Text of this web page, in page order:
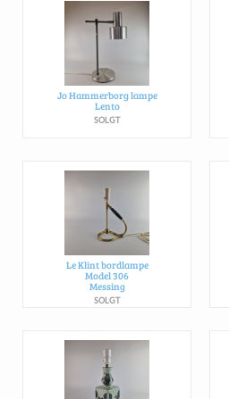
Jo Hammerborg lampe
Lento
SOLGT
Le Klint bordlampe
Model 306
Messing
SOLGT